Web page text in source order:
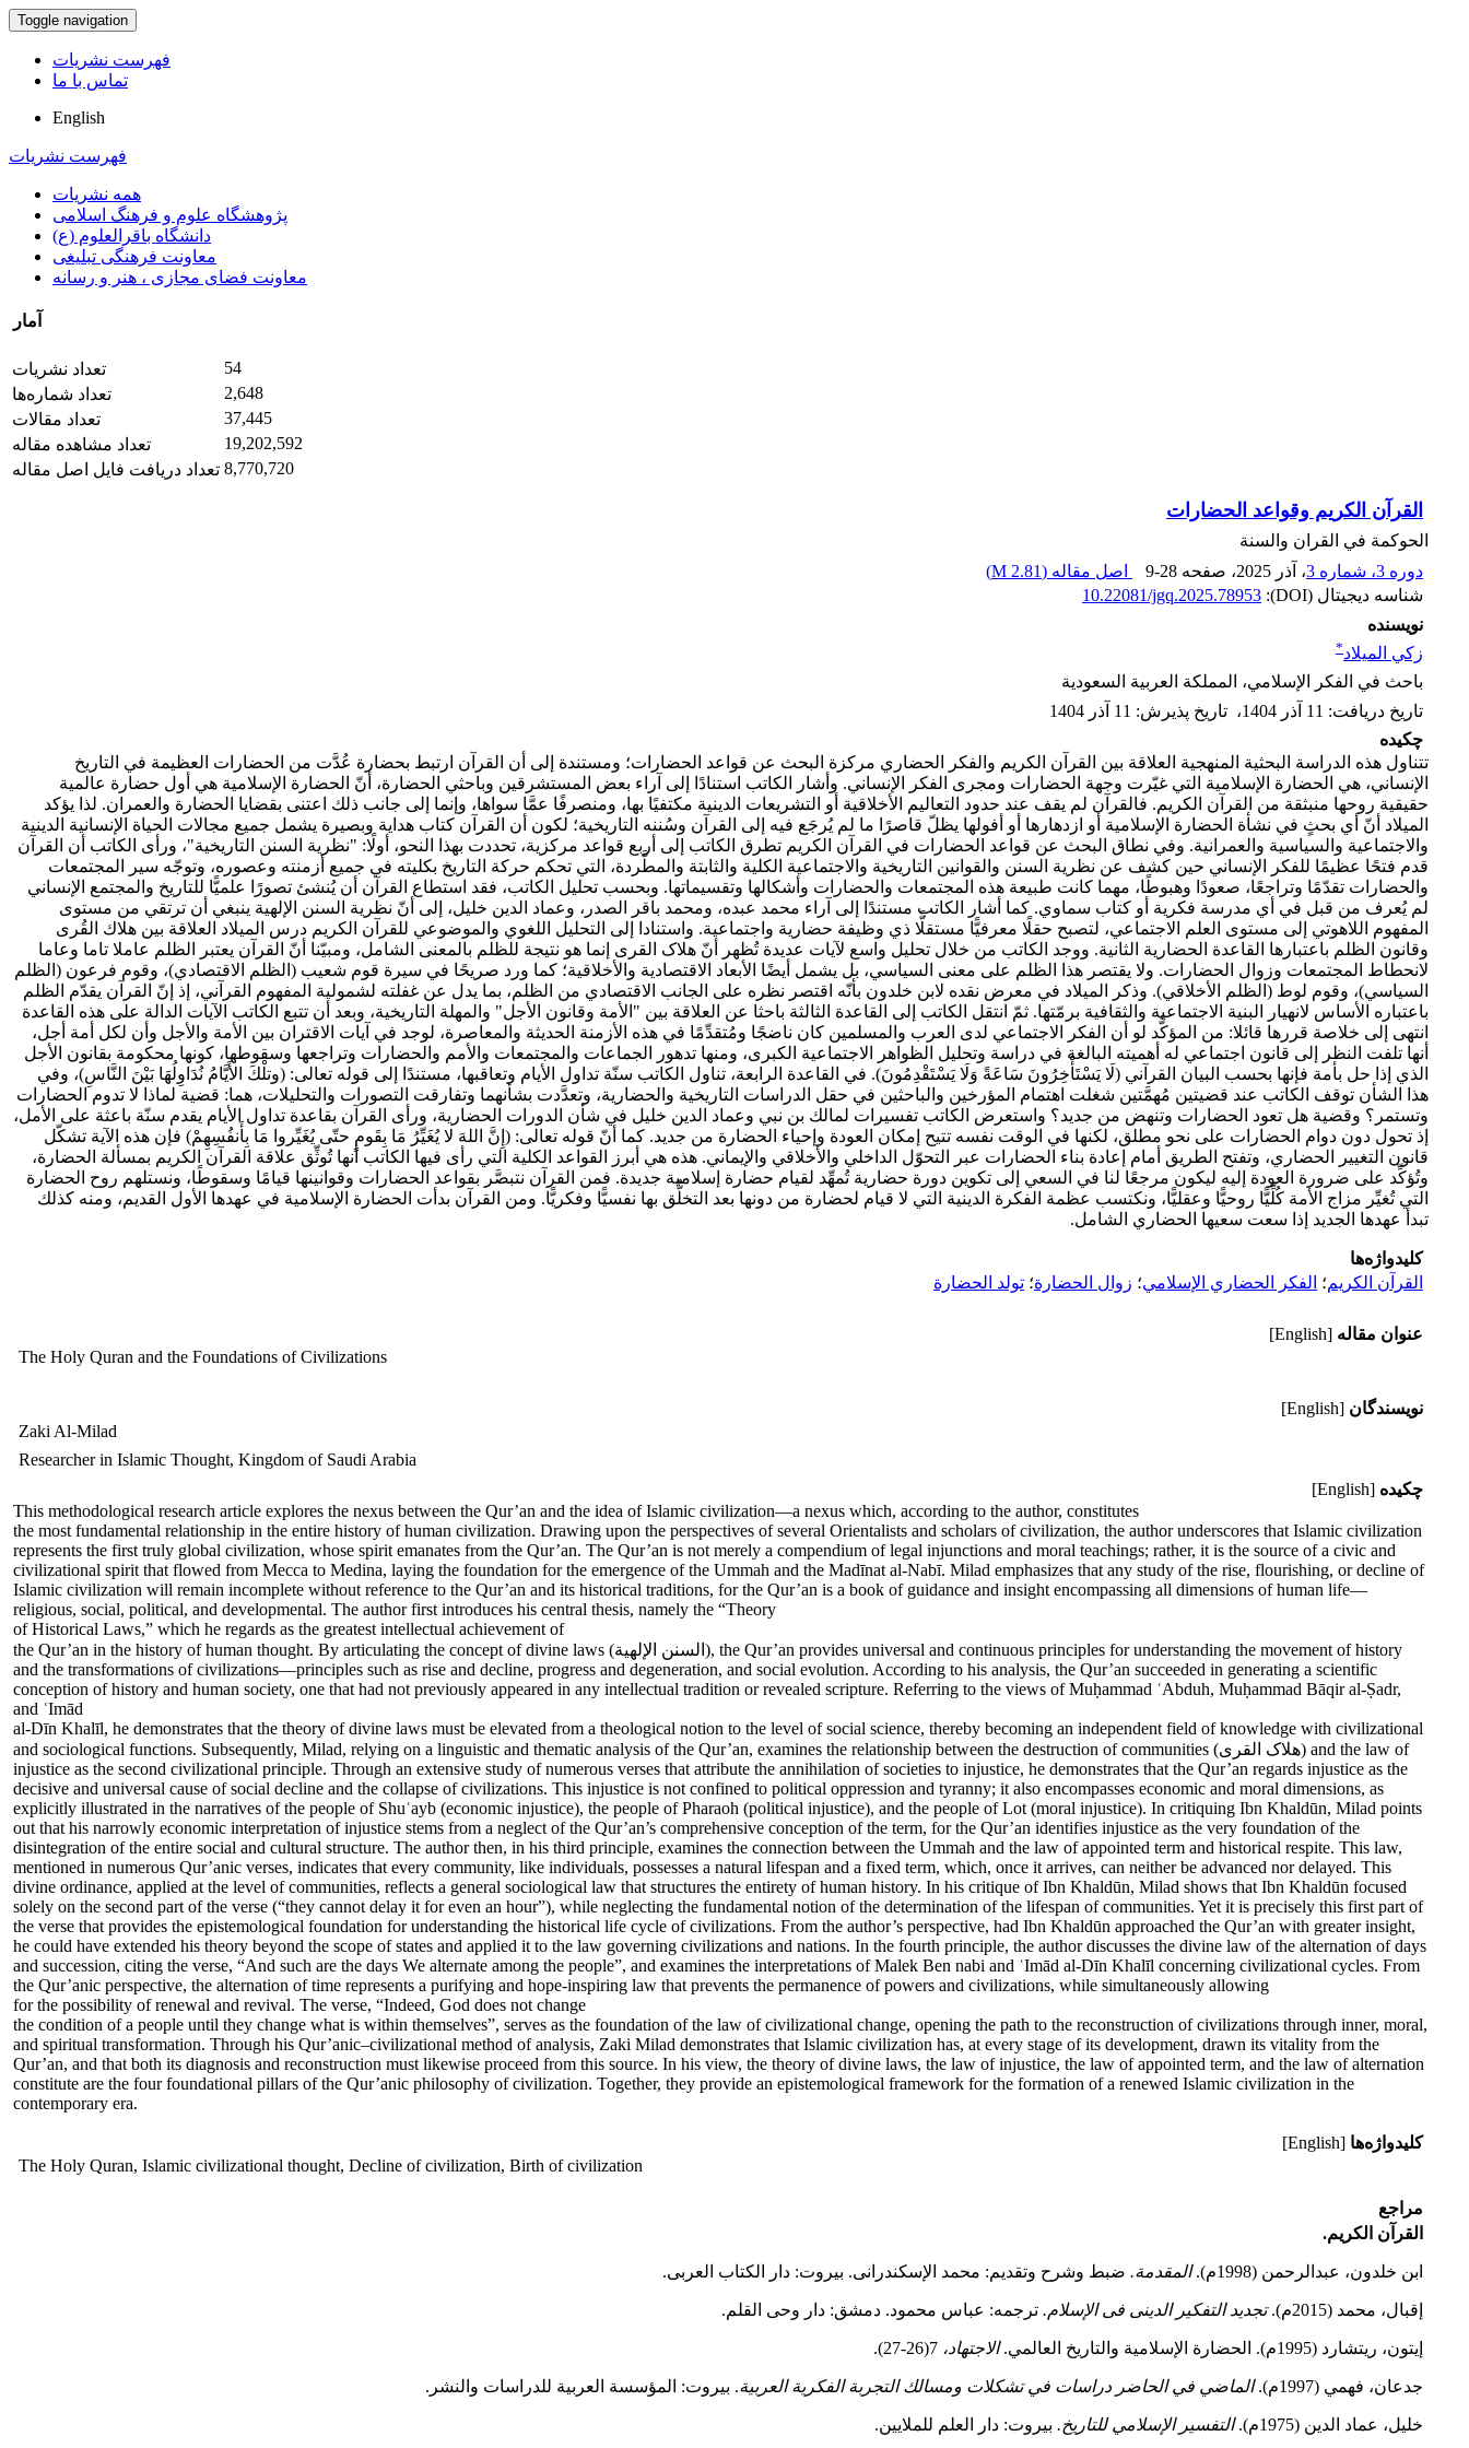
Toggle navigation
فهرست نشریات
تماس با ما
English
فهرست نشریات
همه نشریات
پژوهشگاه علوم و فرهنگ اسلامی
دانشگاه باقرالعلوم (ع)
معاونت فرهنگی تبلیغی
معاونت فضای مجازی ، هنر و رسانه
آمار
تعداد نشریات
54
تعداد شماره‌ها
2,648
تعداد مقالات
37,445
تعداد مشاهده مقاله
19,202,592
تعداد دریافت فایل اصل مقاله 8,770,720
القرآن الكريم وقواعد الحضارات
الحوكمة في القران والسنة
دوره 3، شماره 3
، آذر 2025 ، صفحه 9-28 اصل مقاله (2.81 M
)
شناسه دیجیتال (DOI):
10.22081/jgq.2025.78953
نویسنده
زكي الميلاد*
باحث في الفكر الإسلامي، المملكة العربية السعودية
تاریخ دریافت: 11 آذر 1404 ، تاریخ پذیرش: 11 آذر 1404
چکیده
تتناول هذه الدراسة البحثية المنهجية العلاقة بين القرآن الكريم والفكر الحضاري مركزة البحث عن قواعد الحضارات؛ ومستندة إلى أن القرآن ارتبط بحضارة عُدَّت من الحضارات العظيمة في التاريخ
الإنساني، هي الحضارة الإسلامية التي غيّرت وجهة الحضارات ومجرى الفكر الإنساني. وأشار الكاتب استنادًا إلى آراء بعض المستشرقين وباحثي الحضارة، أنّ الحضارة الإسلامية هي أول حضارة عالمية
حقيقية روحها منبثقة من القرآن الكريم. فالقرآن لم يقف عند حدود التعاليم الأخلاقية أو التشريعات الدينية مكتفيًا بها، ومنصرفًا عمَّا سواها، وإنما إلى جانب ذلك اعتنى بقضايا الحضارة والعمران. لذا يؤكد
الميلاد أنّ أي بحثٍ في نشأة الحضارة الإسلامية أو ازدهارها أو أفولها يظلّ قاصرًا ما لم يُرجَع فيه إلى القرآن وسُننه التاريخية؛ لكون أن القرآن كتاب هداية وبصيرة يشمل جميع مجالات الحياة الإنسانية الدينية
والاجتماعية والسياسية والعمرانية. وفي نطاق البحث عن قواعد الحضارات في القرآن الكريم تطرق الكاتب إلى أربع قواعد مركزية، تحددت بهذا النحو، أولًا: "نظرية السنن التاريخية"، ورأى الكاتب أن القرآن
قدم فتحًا عظيمًا للفكر الإنساني حين كشف عن نظرية السنن والقوانين التاريخية والاجتماعية الكلية والثابتة والمطَّردة، التي تحكم حركة التاريخ بكليته في جميع أزمنته وعصوره، وتوجّه سير المجتمعات
والحضارات تقدّمًا وتراجعًا، صعودًا وهبوطًا، مهما كانت طبيعة هذه المجتمعات والحضارات وأشكالها وتقسيماتها. وبحسب تحليل الكاتب، فقد استطاع القرآن أن يُنشئ تصورًا علميًّا للتاريخ والمجتمع الإنساني
لم يُعرف من قبل في أي مدرسة فكرية أو كتاب سماوي. كما أشار الكاتب مستندًا إلى آراء محمد عبده، ومحمد باقر الصدر، وعماد الدين خليل، إلى أنّ نظرية السنن الإلهية ينبغي أن ترتقي من مستوى
المفهوم اللاهوتي إلى مستوى العلم الاجتماعي، لتصبح حقلًا معرفيًّا مستقلًّا ذي وظيفة حضارية واجتماعية. واستنادا إلى التحليل اللغوي والموضوعي للقرآن الكريم درس الميلاد العلاقة بين هلاك القُرى
وقانون الظلم باعتبارها القاعدة الحضارية الثانية. ووجد الكاتب من خلال تحليل واسع لآيات عديدة تُظهر أنّ هلاک القرى إنما هو نتيجة للظلم بالمعنى الشامل، ومبيّنا أنّ القرآن يعتبر الظلم عاملا تاما وعاما
لانحطاط المجتمعات وزوال الحضارات. ولا يقتصر هذا الظلم على معنى السياسي، بل يشمل أيضًا الأبعاد الاقتصادية والأخلاقية؛ كما ورد صريحًا في سيرة قوم شعيب (الظلم الاقتصادي)، وقوم فرعون (الظلم
السياسي)، وقوم لوط (الظلم الأخلاقي). وذكر الميلاد في معرض نقده لابن خلدون بأنّه اقتصر نظره على الجانب الاقتصادي من الظلم، بما يدل عن غفلته لشمولية المفهوم القرآني، إذ إنّ القرآن يقدّم الظلم
باعتباره الأساس لانهيار البنية الاجتماعية والثقافية برمّتها. ثمّ انتقل الكاتب إلى القاعدة الثالثة باحثا عن العلاقة بين "الأمة وقانون الأجل" والمهلة التاريخية، وبعد أن تتبع الكاتب الآيات الدالة على هذه القاعدة
انتهى إلى خلاصة قررها قائلا: من المؤكَّد لو أن الفكر الاجتماعي لدى العرب والمسلمين كان ناضجًا ومُتقدِّمًا في هذه الأزمنة الحديثة والمعاصرة، لوجد في آيات الاقتران بين الأمة والأجل وأن لكل أمة أجل،
أنها تلفت النظر إلى قانون اجتماعي له أهميته البالغة في دراسة وتحليل الظواهر الاجتماعية الكبرى، ومنها تدهور الجماعات والمجتمعات والأمم والحضارات وتراجعها وسقوطها، كونها محكومة بقانون الأجل
الذي إذا حل بأمة فإنها بحسب البيان القرآني (لَا يَسْتَأْخِرُونَ سَاعَةً وَلَا يَسْتَقْدِمُونَ). في القاعدة الرابعة، تناول الكاتب سنّة تداول الأيام وتعاقبها، مستندًا إلى قوله تعالى: (وتلْكَ الأَيَّامُ نُدَاوِلُهَا بَيْنَ النَّاسِ)، وفي
هذا الشأن توقف الكاتب عند قضيتين مُهمَّتين شغلت اهتمام المؤرخين والباحثين في حقل الدراسات التاريخية والحضارية، وتعدَّدت بشأنهما وتفارقت التصورات والتحليلات، هما: قضية لماذا لا تدوم الحضارات
وتستمر؟ وقضية هل تعود الحضارات وتنهض من جديد؟ واستعرض الكاتب تفسيرات لمالك بن نبي وعماد الدين خليل في شأن الدورات الحضارية، ورأى القرآن بقاعدة تداول الأيام يقدم سنّة باعثة على الأمل،
إذ تحول دون دوام الحضارات على نحو مطلق، لكنها في الوقت نفسه تتيح إمكان العودة وإحياء الحضارة من جديد. كما أنّ قوله تعالى: (إِنَّ اللهَ لا يُغَيِّرُ مَا بِقَومٍ حتّى يُغَيِّروا مَا بِأَنفُسِهِمْ) فإن هذه الآية تشكّل
قانون التغيير الحضاري، وتفتح الطريق أمام إعادة بناء الحضارات عبر التحوّل الداخلي والأخلاقي والإيماني. هذه هي أبرز القواعد الكلية التي رأى فيها الكاتب أنها تُوثِّق علاقة القرآن الكريم بمسألة الحضارة،
وتُؤكِّد على ضرورة العودة إليه ليكون مرجعًا لنا في السعي إلى تكوين دورة حضارية تُمهِّد لقيام حضارة إسلامية جديدة. فمن القرآن نتبصَّر بقواعد الحضارات وقوانينها قيامًا وسقوطًا، ونستلهم روح الحضارة
التي تُغيِّر مزاج الأمة كُلِّيًّا روحيًّا وعقليًّا، ونكتسب عظمة الفكرة الدينية التي لا قيام لحضارة من دونها بعد التخلُّق بها نفسيًّا وفكريًّا. ومن القرآن بدأت الحضارة الإسلامية في عهدها الأول القديم، ومنه كذلك
تبدأ عهدها الجديد إذا سعت سعيها الحضاري الشامل.
کلیدواژه‌ها
القرآن الكريم؛ الفكر الحضاري الإسلامي؛ زوال الحضارة؛ تولد الحضارة
عنوان مقاله [English]
The Holy Quran and the Foundations of Civilizations
نویسندگان [English]
Zaki Al-Milad
Researcher in Islamic Thought, Kingdom of Saudi Arabia
چکیده [English]
This methodological research article explores the nexus between the Qur’an and the idea of Islamic civilization—a nexus which, according to the author, constitutes
the most fundamental relationship in the entire history of human civilization. Drawing upon the perspectives of several Orientalists and scholars of civilization, the author underscores that Islamic civilization
represents the first truly global civilization, whose spirit emanates from the Qur’an. The Qur’an is not merely a compendium of legal injunctions and moral teachings; rather, it is the source of a civic and
civilizational spirit that flowed from Mecca to Medina, laying the foundation for the emergence of the Ummah and the Madīnat al-Nabī. Milad emphasizes that any study of the rise, flourishing, or decline of
Islamic civilization will remain incomplete without reference to the Qur’an and its historical traditions, for the Qur’an is a book of guidance and insight encompassing all dimensions of human life—
religious, social, political, and developmental. The author first introduces his central thesis, namely the “Theory
of Historical Laws,” which he regards as the greatest intellectual achievement of
the Qur’an in the history of human thought. By articulating the concept of divine laws (السنن الإلهية), the Qur’an provides universal and continuous principles for understanding the movement of history
and the transformations of civilizations—principles such as rise and decline, progress and degeneration, and social evolution. According to his analysis, the Qur’an succeeded in generating a scientific
conception of history and human society, one that had not previously appeared in any intellectual tradition or revealed scripture. Referring to the views of Muḥammad ʿAbduh, Muḥammad Bāqir al-Ṣadr,
and ʿImād
al-Dīn Khalīl, he demonstrates that the theory of divine laws must be elevated from a theological notion to the level of social science, thereby becoming an independent field of knowledge with civilizational
and sociological functions. Subsequently, Milad, relying on a linguistic and thematic analysis of the Qur’an, examines the relationship between the destruction of communities (هلاک القری) and the law of
injustice as the second civilizational principle. Through an extensive study of numerous verses that attribute the annihilation of societies to injustice, he demonstrates that the Qur’an regards injustice as the
decisive and universal cause of social decline and the collapse of civilizations. This injustice is not confined to political oppression and tyranny; it also encompasses economic and moral dimensions, as
explicitly illustrated in the narratives of the people of Shuʿayb (economic injustice), the people of Pharaoh (political injustice), and the people of Lot (moral injustice). In critiquing Ibn Khaldūn, Milad points
out that his narrowly economic interpretation of injustice stems from a neglect of the Qur’an’s comprehensive conception of the term, for the Qur’an identifies injustice as the very foundation of the
disintegration of the entire social and cultural structure. The author then, in his third principle, examines the connection between the Ummah and the law of appointed term and historical respite. This law,
mentioned in numerous Qur’anic verses, indicates that every community, like individuals, possesses a natural lifespan and a fixed term, which, once it arrives, can neither be advanced nor delayed. This
divine ordinance, applied at the level of communities, reflects a general sociological law that structures the entirety of human history. In his critique of Ibn Khaldūn, Milad shows that Ibn Khaldūn focused
solely on the second part of the verse (“they cannot delay it for even an hour”), while neglecting the fundamental notion of the determination of the lifespan of communities. Yet it is precisely this first part of
the verse that provides the epistemological foundation for understanding the historical life cycle of civilizations. From the author’s perspective, had Ibn Khaldūn approached the Qur’an with greater insight,
he could have extended his theory beyond the scope of states and applied it to the law governing civilizations and nations. In the fourth principle, the author discusses the divine law of the alternation of days
and succession, citing the verse, “And such are the days We alternate among the people”, and examines the interpretations of Malek Ben nabi and ʿImād al-Dīn Khalīl concerning civilizational cycles. From
the Qur’anic perspective, the alternation of time represents a purifying and hope‑inspiring law that prevents the permanence of powers and civilizations, while simultaneously allowing
for the possibility of renewal and revival. The verse, “Indeed, God does not change
the condition of a people until they change what is within themselves”, serves as the foundation of the law of civilizational change, opening the path to the reconstruction of civilizations through inner, moral,
and spiritual transformation. Through his Qur’anic–civilizational method of analysis, Zaki Milad demonstrates that Islamic civilization has, at every stage of its development, drawn its vitality from the
Qur’an, and that both its diagnosis and reconstruction must likewise proceed from this source. In his view, the theory of divine laws, the law of injustice, the law of appointed term, and the law of alternation
constitute are the four foundational pillars of the Qur’anic philosophy of civilization. Together, they provide an epistemological framework for the formation of a renewed Islamic civilization in the
contemporary era.
کلیدواژه‌ها [English]
The Holy Quran, Islamic civilizational thought, Decline of civilization, Birth of civilization
مراجع
القرآن الكریم.
ابن خلدون، عبدالرحمن (1998م). المقدمة. ضبط وشرح وتقدیم: محمد الإسكندرانی. بیروت: دار الكتاب العربی.
إقبال، محمد (2015م). تجدید التفكیر الدینی فی الإسلام. ترجمه: عباس محمود. دمشق: دار وحی القلم.
إیتون، ریتشارد (1995م). الحضارة الإسلامية والتاريخ العالمي. الاجتهاد،
جدعان، فهمي (1997م). الماضي في الحاضر دراسات في تشكلات ومسالك التجربة الفكرية العربية. بيروت: المؤسسة العربية للدراسات والنشر.
خليل، عماد الدين (1975م). التفسير الإسلامي للتاريخ. بيروت: دار العلم للملايين.